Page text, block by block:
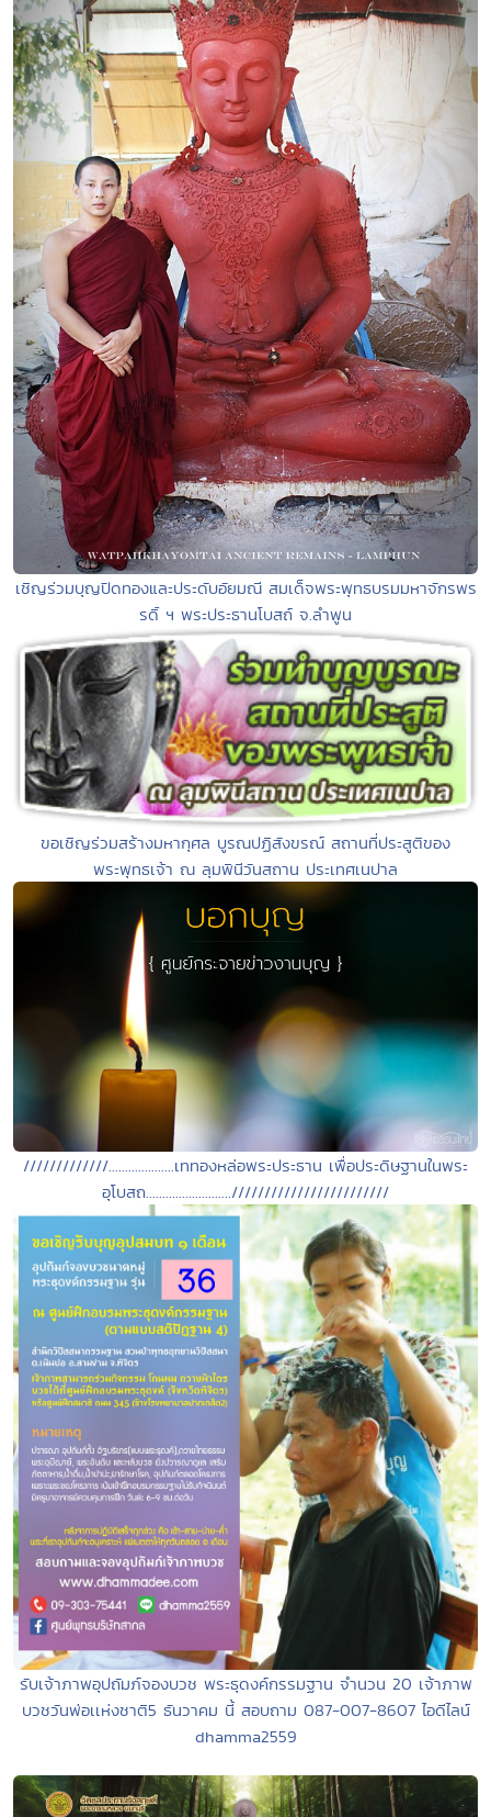
เชิญร่วมบุญปิดทองและประดับอัยมณี สมเด็จพระพุทธบรมมหาจักรพร
รดิ์ ฯ พระประธานโบสถ์ จ.ลำพูน
ขอเชิญร่วมสร้างมหากุศล บูรณปฏิสังขรณ์ สถานที่ประสูติของ
พระพุทธเจ้า ณ ลุมพินีวันสถาน ประเทศเนปาล
/////////////....................เททองหล่อพระประธาน เพื่อประดิษฐานในพระ
อุโบสถ..........................////////////////////////
รับเจ้าภาพอุปถัมภ์จองบวช พระธุดงค์กรรมฐาน จำนวน 20 เจ้าภาพ
บวชวันพ่อเเห่งชาติ5 ธันวาคม นี้ สอบถาม 087-007-8607 ไอดีไลน์
dhamma2559